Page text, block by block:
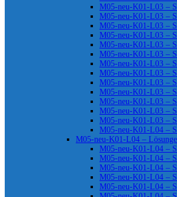
M05-neu-K01-L03 –
M05-neu-K01-L03 –
M05-neu-K01-L03 –
M05-neu-K01-L03 –
M05-neu-K01-L03 –
M05-neu-K01-L03 –
M05-neu-K01-L03 –
M05-neu-K01-L03 –
M05-neu-K01-L03 –
M05-neu-K01-L03 –
M05-neu-K01-L03 –
M05-neu-K01-L03 –
M05-neu-K01-L03 –
M05-neu-K01-L04 –
M05-neu-K01-L04 –
M05-neu-K01-L04 –
M05-neu-K01-L04 –
M05-neu-K01-L04 –
M05-neu-K01-L04 –
M05-neu-K01-L04 –